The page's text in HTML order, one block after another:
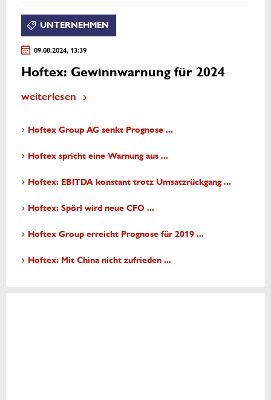
UNTERNEHMEN
09.08.2024, 13:39
Hoftex: Gewinnwarnung für 2024
weiterlesen
Hoftex Group AG senkt Prognose ...
Hoftex spricht eine Warnung aus ...
Hoftex: EBITDA konstant trotz Umsatzrückgang ...
Hoftex: Spörl wird neue CFO ...
Hoftex Group erreicht Prognose für 2019 ...
Hoftex: Mit China nicht zufrieden ...